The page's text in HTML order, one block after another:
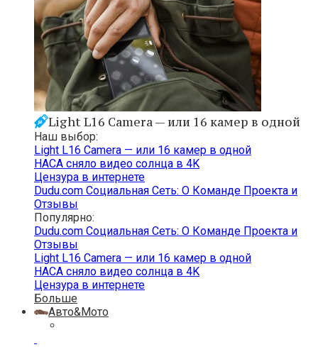
Light L16 Camera — или 16 камер в одной
Наш выбор:
Light L16 Camera — или 16 камер в одной
НАСА сняло видео солнца в 4K
Цензура в интернете
Dudu.com Cоциальная Cеть: О Команде Проекта и
Отзывы
Популярно:
Dudu.com Cоциальная Cеть: О Команде Проекта и
Отзывы
Light L16 Camera — или 16 камер в одной
НАСА сняло видео солнца в 4K
Цензура в интернете
Больше
Авто&Мото